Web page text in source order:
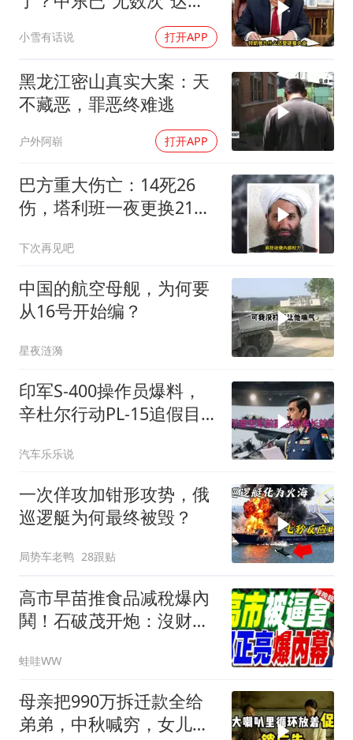
小雪有话说 打开APP
黑龙江密山真实大案：天
不藏恶，罪恶终难逃
户外阿崭 打开APP
巴方重大伤亡：14死26
伤，塔利班一夜更换21个
下次再见吧
中国的航空母舰，为何要
从16号开始编？
星夜涟漪
印军S-400操作员爆料，
辛杜尔行动PL-15追假目
汽车乐乐说
一次佯攻加钳形攻势，俄
巡逻艇为何最终被毁？
局势车老鸭 28跟贴
高市早苗推食品减稅爆內
鬨！石破茂开炮：沒财源
民.孙大千｜辣晚报
20260804
蛙哇WW
母亲把990万拆迁款全给
弟弟，中秋喊穷，女儿笑